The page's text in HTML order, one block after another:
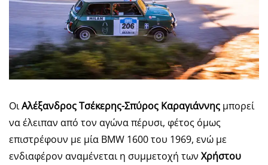
ΟιΑλέξανδρος Τσέκερης-Σπύρος Καραγιάννης μπορεί
να έλειπαν από τον αγώνα πέρυσι, φέτος όμως
επιστρέφουν με μία BMW 1600 του 1969, ενώ με
ενδιαφέρον αναμένεται η συμμετοχή των Χρήστου